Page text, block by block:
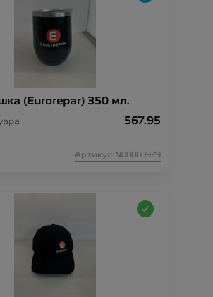
(Eurorepar) 350 мл.
567.95
Артикул:N00000929